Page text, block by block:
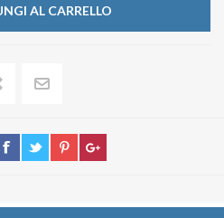
AL CARRELLO